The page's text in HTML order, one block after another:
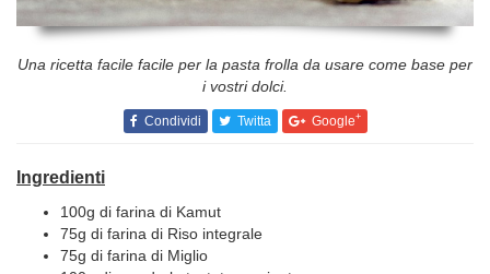
Una ricetta facile facile per la pasta frolla da usare come base per
i vostri dolci.
Condividi Twitta Google+
Ingredienti
100g di farina di Kamut
75g di farina di Riso integrale
75g di farina di Miglio